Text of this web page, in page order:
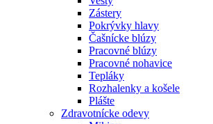
Zástery
Pokrývky hlavy
Čašnícke blúzy
Pracovné blúzy
Pracovné nohavice
Tepláky
Rozhalenky a košele
Plášte
Zdravotnícke odevy